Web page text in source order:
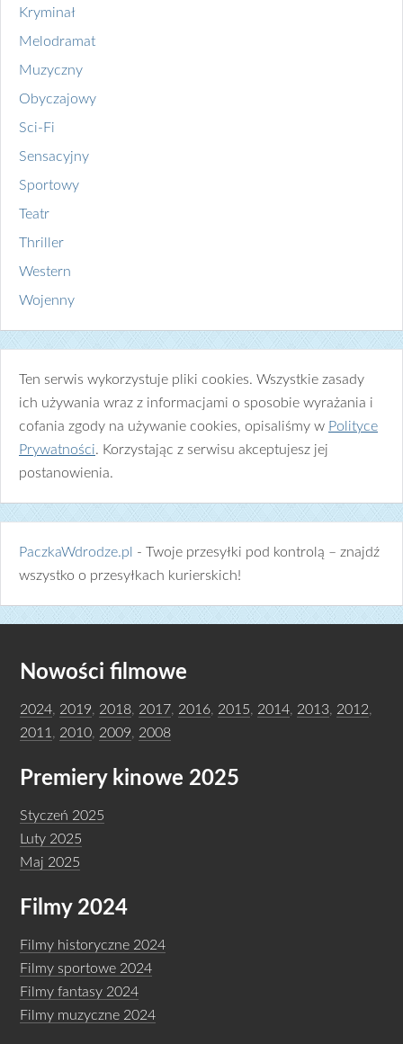
Kryminał
Melodramat
Muzyczny
Obyczajowy
Sci-Fi
Sensacyjny
Sportowy
Teatr
Thriller
Western
Wojenny
Ten serwis wykorzystuje pliki cookies. Wszystkie zasady
ich używania wraz z informacjami o sposobie wyrażania i
cofania zgody na używanie cookies, opisaliśmy w Polityce
Prywatności. Korzystając z serwisu akceptujesz jej
postanowienia.
PaczkaWdrodze.pl
- Twoje przesyłki pod kontrolą – znajdź
wszystko o przesyłkach kurierskich!
Nowości filmowe
2024 2019 2018 2017 2016 2015 2014 2013 2012
2011
2010 2009 2008
Premiery kinowe 2025
Styczeń 2025
Luty 2025
Maj 2025
Filmy 2024
Filmy historyczne 2024
Filmy sportowe 2024
Filmy fantasy 2024
Filmy muzyczne 2024